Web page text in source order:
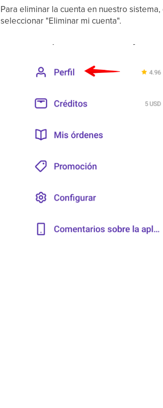
Para eliminar la cuenta en nuestro
seleccionar "Eliminar mi cuenta".